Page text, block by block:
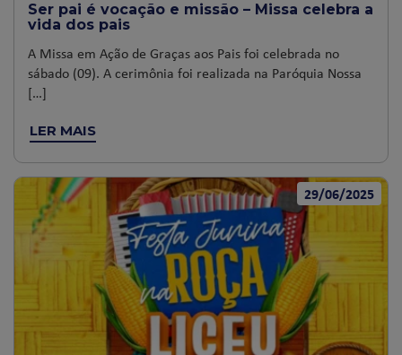
Ser pai é vocação e missão – Missa celebra a
vida dos pais
A Missa em Ação de Graças aos Pais foi celebrada no
sábado (09). A cerimônia foi realizada na Paróquia Nossa
[…]
LER MAIS
29/06/2025